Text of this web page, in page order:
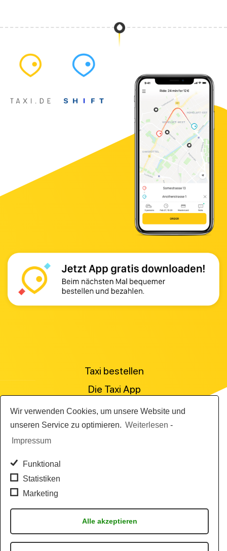
Wir verwenden Cookies, um unsere Website und
unseren Service zu optimieren. Weiterlesen -
Impressum
Funktional
Statistiken
Marketing
Alle akzeptieren
Taxi bestellen
Die Taxi App
Preisanfrage stellen
Für Personenbeförderer
Impressum & Datenschutz